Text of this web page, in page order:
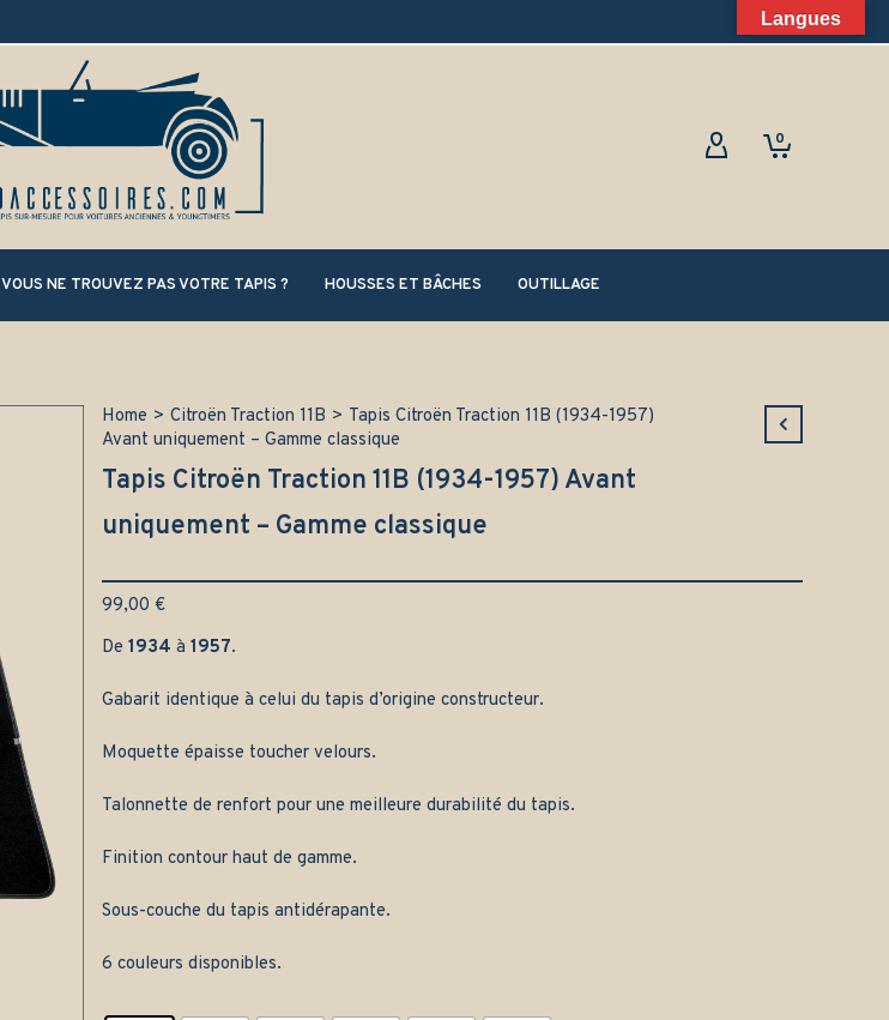
0
VOUS NE TROUVEZ PAS VOTRE TAPIS ? HOUSSES ET BÂCHES OUTILLAGE
Home > Citroën Traction 11B > Tapis Citroën Traction 11B (1934-1957)
Avant uniquement – Gamme classique
Tapis Citroën Traction 11B (1934-1957) Avant
uniquement – Gamme classique
99,00 €
De 1934 à 1957.
Gabarit identique à celui du tapis d’origine constructeur.
Moquette épaisse toucher velours.
Talonnette de renfort pour une meilleure durabilité du tapis.
Finition contour haut de gamme.
Sous-couche du tapis antidérapante.
6 couleurs disponibles.
Langues